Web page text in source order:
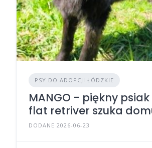
PSY DO ADOPCJI ŁÓDZKIE
MANGO - piękny
flat retriver szuka
DODANE 2026-06-23